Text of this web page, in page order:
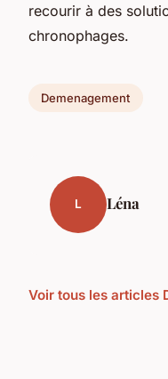
recourir à des
chronophages.
Demenagement
L Léna
Voir tous les articles